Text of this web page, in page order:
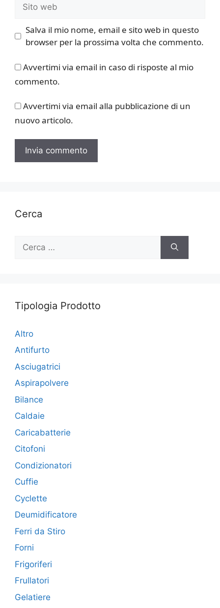
web
Salva il mio nome, email e sito web in questo
browser per la prossima volta che commento.
Avvertimi via email in caso di risposte al mio
commento.
Avvertimi via email alla pubblicazione di un
nuovo articolo.
Cerca
per:
Tipologia Prodotto
Altro
Antifurto
Asciugatrici
Aspirapolvere
Bilance
Caldaie
Caricabatterie
Citofoni
Condizionatori
Cuffie
Cyclette
Deumidificatore
Ferri da Stiro
Forni
Frigoriferi
Frullatori
Gelatiere